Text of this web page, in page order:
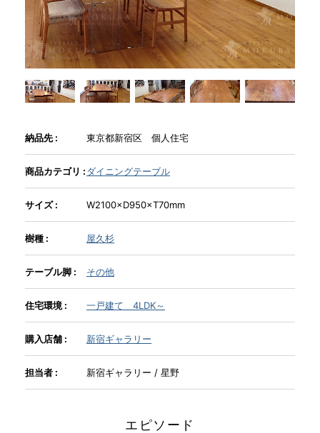
イベント
WEBカタログ
全商品一覧
新入荷情報
納品事例
INFORMATION
MOKUBA CHANNEL
よくあるご質問
納品先 : 東京都新宿区 個人住宅
商品カテゴリ :ダイニングテーブル
サイズ : W2100×D950×T70mm
樹種 : 屋久杉
テーブル脚 : その他
住宅環境 : 一戸建て 4LDK～
購入店舗 : 新宿ギャラリー
担当者 : 新宿ギャラリー / 星野
エピソード